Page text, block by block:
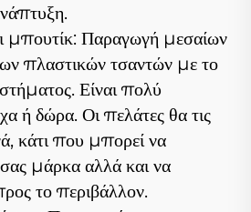
μπουτίκ: Παραγωγή μεσαίων
πλαστικών τσαντών με το
Είναι πολύ
ή δώρα. Οι πελάτες θα τις
κάτι που μπορεί να
μάρκα αλλά και να
το περιβάλλον.